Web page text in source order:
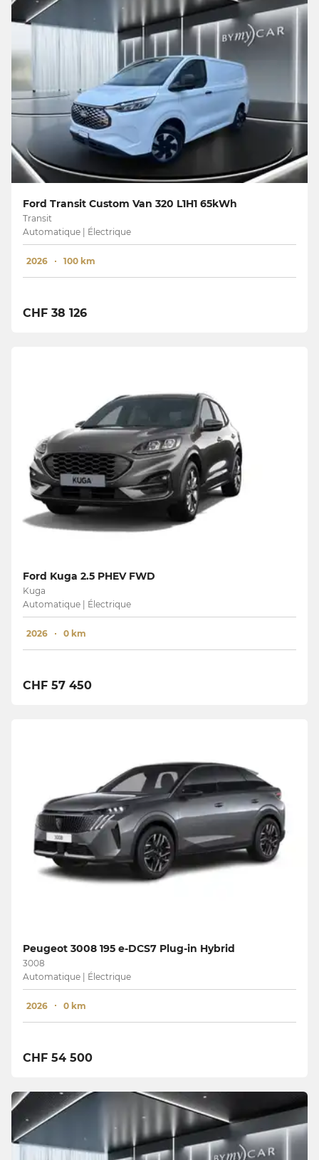
Ford Transit Custom Van 320 L1H1 65kWh
Transit
Automatique | Électrique
2026 100 km
CHF 38 126
Ford Kuga 2.5 PHEV FWD
Kuga
Automatique | Électrique
2026 0 km
CHF 57 450
Peugeot 3008 195 e-DCS7 Plug-in Hybrid
3008
Automatique | Électrique
2026 0 km
CHF 54 500